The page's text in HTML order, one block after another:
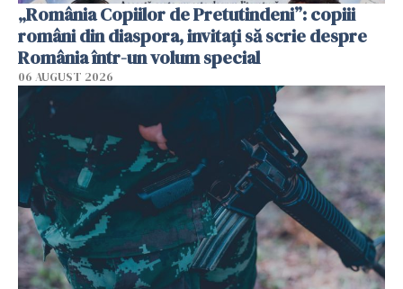
„România Copiilor de Pretutindeni”: copiii
români din diaspora, invitați să scrie despre
România într-un volum special
06 AUGUST 2026